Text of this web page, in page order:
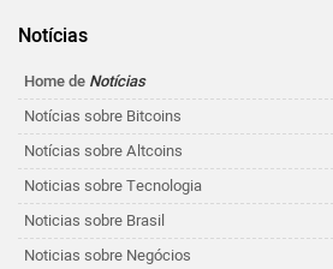
Notícias
Home de Notícias
Notícias sobre Bitcoins
Notícias sobre Altcoins
Noticias sobre Tecnologia
Noticias sobre Brasil
Noticias sobre Negócios